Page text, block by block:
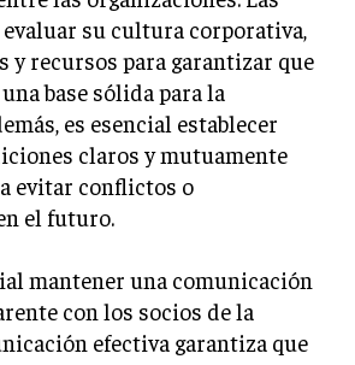
MEJORA CONTINUA
HUMANOS Y GESTIÓN DEL
Y BENEFICIOS
Y SELECCIÓN
DEL DESEMPEÑO
Y CLIMA ORGANIZACIONAL
evaluar su cultura corporativa,
y recursos para garantizar que
base sólida para la
es esencial establecer
claros y mutuamente
evitar conflictos o
el futuro.
mantener una comunicación
con los socios de la
efectiva garantiza que